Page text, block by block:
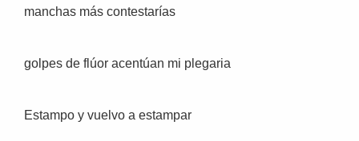
manchas más contestarías
golpes de flúor acentúan mi plegaria
Estampo y vuelvo a estampar